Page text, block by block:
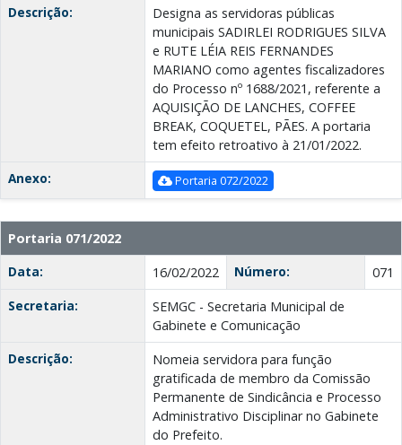
Descrição:
Designa as servidoras públicas
municipais SADIRLEI RODRIGUES SILVA
e RUTE LÉIA REIS FERNANDES
MARIANO como agentes fiscalizadores
do Processo nº 1688/2021, referente a
AQUISIÇÃO DE LANCHES, COFFEE
BREAK, COQUETEL, PÃES. A portaria
tem efeito retroativo à 21/01/2022.
Anexo:
Portaria 072/2022
Portaria 071/2022
Data:
16/02/2022 Número:
071
Secretaria:
SEMGC - Secretaria Municipal de
Gabinete e Comunicação
Descrição:
Nomeia servidora para função
gratificada de membro da Comissão
Permanente de Sindicância e Processo
Administrativo Disciplinar no Gabinete
do Prefeito.